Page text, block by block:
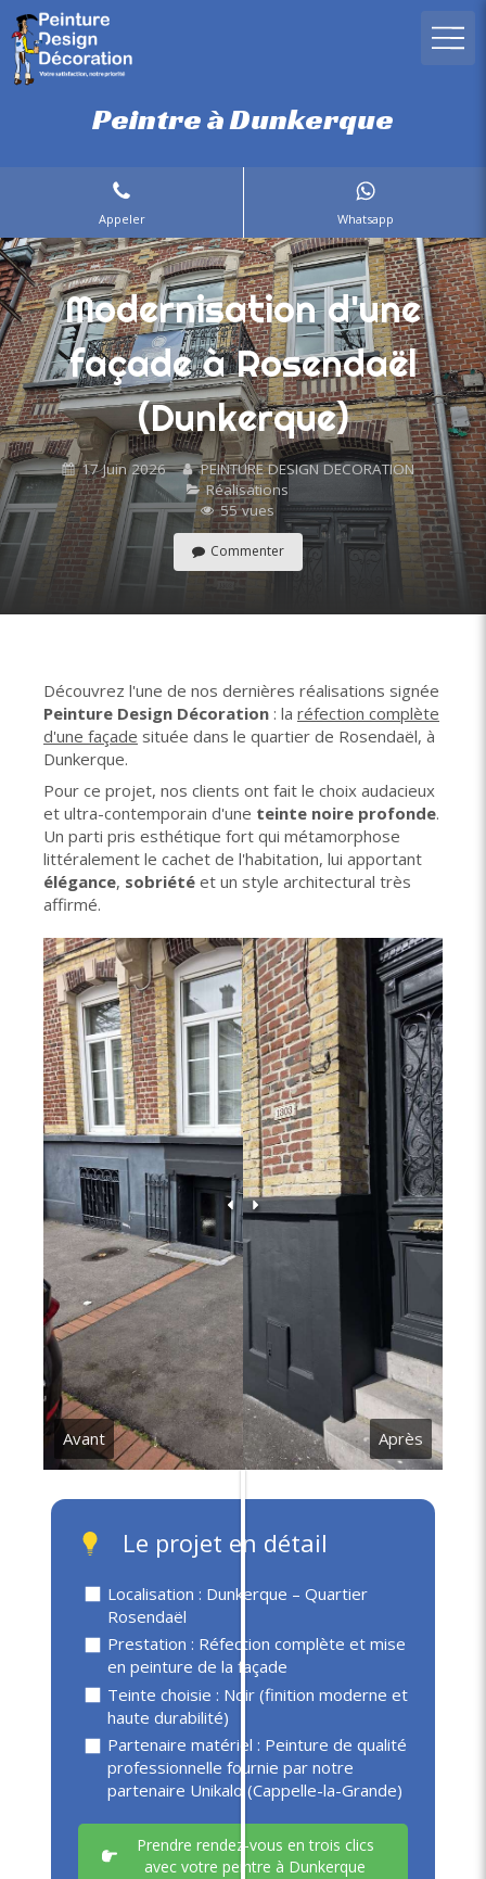
Peintre à Dunkerque
Appeler Whatsapp
Modernisation d'une
façade à Rosendaël
(Dunkerque)
17 Juin 2026
PEINTURE DESIGN DECORATION
Réalisations
55 vues
Commenter
Découvrez l'une de nos dernières réalisations signée
Peinture Design Décoration : la réfection complète
d'une façade située dans le quartier de Rosendaël, à
Dunkerque.
Pour ce projet, nos clients ont fait le choix audacieux
et ultra-contemporain d'une teinte noire profonde.
Un parti pris esthétique fort qui métamorphose
littéralement le cachet de l'habitation, lui apportant
élégance, sobriété et un style architectural très
affirmé.
Avant Après
️ Le projet en détail
Localisation : Dunkerque – Quartier
Rosendaël
Prestation : Réfection complète et mise
en peinture de la façade
Teinte choisie : Noir (finition moderne et
haute durabilité)
Partenaire matériel : Peinture de qualité
professionnelle fournie par notre
partenaire Unikalo (Cappelle-la-Grande)
Prendre rendez-vous en trois clics
avec votre peintre à Dunkerque